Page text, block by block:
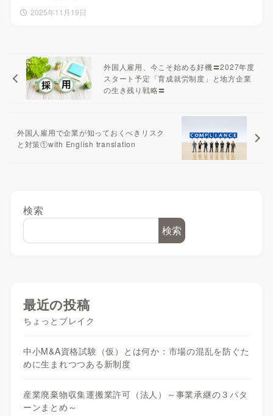
2025年11月19日
外国人雇用、今こそ始める好機〓2027年度
スタート予定「育成就労制度」と地方企業
の生き残り戦略〓
外国人雇用で企業が知っておくべきリスク
と対策①with English translation
検索
検索
最近の投稿
ちょっとブレイク
中小M&A資格試験（仮）とは何か：市場の混乱を防ぐた
めに生まれつつある新制度
産業廃棄物収集運搬業許可（法人）～事業承継の３パタ
ーンまとめ～